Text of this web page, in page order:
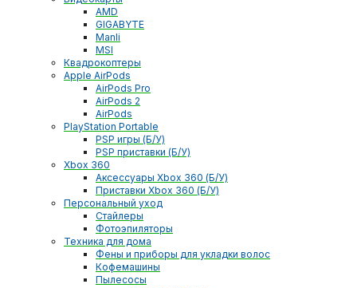
AMD
GIGABYTE
Manli
MSI
Квадрокоптеры
Apple AirPods
AirPods Pro
AirPods 2
AirPods
PlayStation Portable
PSP игры (Б/У)
PSP приставки (Б/У)
Xbox 360
Аксессуары Xbox 360 (Б/У)
Приставки Xbox 360 (Б/У)
Персональный уход
Стайлеры
Фотоэпиляторы
Техника для дома
Фены и приборы для укладки волос
Кофемашины
Пылесосы